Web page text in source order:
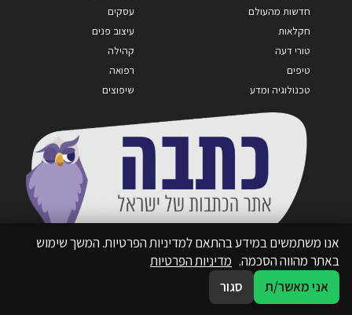
חדשות מהעולם
חקלאות
טורי דעה
טיפים
טכנולוגיה ומדע
עסקים
עיצוב פנים
קהילה
רפואה
שיפוצים
אנו משתמשים במידע בהתאם למדיניות הפרטיות. המשך שימוש
באתר מהווה הסכמה. מדיניות הפרטיות
אני מאשר/ת
סגור